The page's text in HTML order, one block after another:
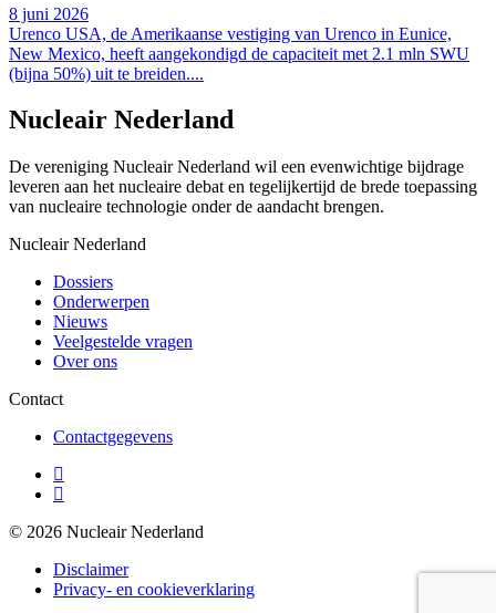
8 juni 2026
Urenco USA, de Amerikaanse vestiging van Urenco in Eunice,
New Mexico, heeft aangekondigd de capaciteit met 2.1 mln SWU
(bijna 50%) uit te breiden....
Nucleair Nederland
De vereniging Nucleair Nederland wil een evenwichtige bijdrage
leveren aan het nucleaire debat en tegelijkertijd de brede toepassing
van nucleaire technologie onder de aandacht brengen.
Nucleair Nederland
Dossiers
Onderwerpen
Nieuws
Veelgestelde vragen
Over ons
Contact
Contactgegevens
© 2026 Nucleair Nederland
Disclaimer
Privacy- en cookieverklaring